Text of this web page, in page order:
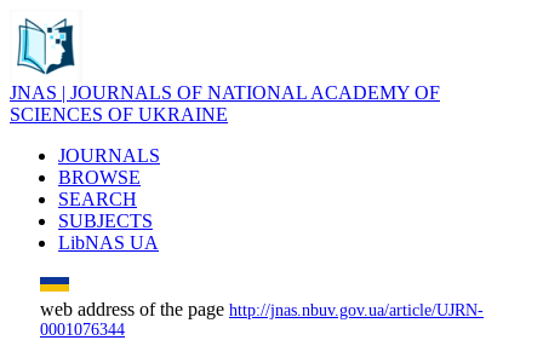
JNAS | JOURNALS OF NATIONAL ACADEMY OF
SCIENCES OF UKRAINE
JOURNALS
BROWSE
SEARCH
SUBJECTS
LibNAS UA
web address of the page http://jnas.nbuv.gov.ua/article/UJRN-
0001076344